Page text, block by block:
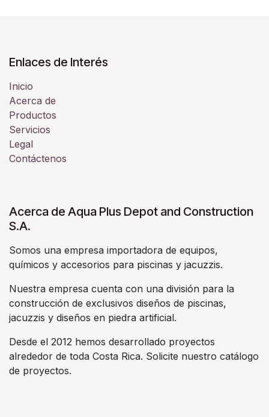
Enlaces de Interés
Inicio
Acerca de
Productos
Servicios
Legal
Contáctenos
Acerca de Aqua Plus Depot and Construction
S.A.
Somos una empresa importadora de equipos,
químicos y accesorios para piscinas y jacuzzis.
Nuestra empresa cuenta con una división para la
construcción de exclusivos diseños de piscinas,
jacuzzis y diseños en piedra artificial.
Desde el 2012 hemos desarrollado proyectos
alrededor de toda Costa Rica. Solicite nuestro catálogo
de proyectos.